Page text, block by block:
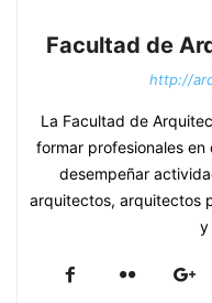
Facultad de
http://
La Facultad de
formar profesionales
desempeñar
arquitectos, arquitectos
y